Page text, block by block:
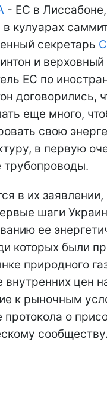
- ЕС в Лиссабоне,
в кулуарах
секретарь
и верховный
ЕС по
договорились,
еще много,
свою
в первую
трубопроводы.
в их заявлении,
шаги
ее
которых были
природного
внутренних цен
к рыночным
протокола о
сообществу.